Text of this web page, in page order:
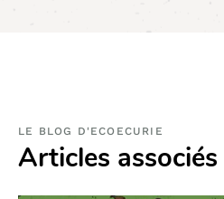
LE BLOG D'ECOECURIE
Articles associés